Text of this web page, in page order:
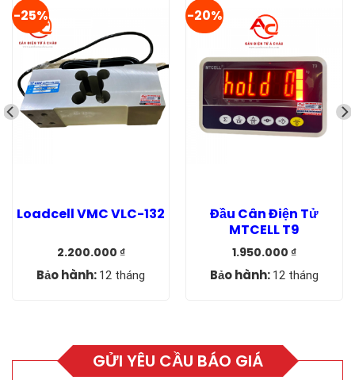
-25%
Loadcell VMC VLC-132
gốc
là:
2.200.000 ₫
hiện
tại
Bảo hành: 12 tháng
-20%
Đầu Cân Điện Tử
MTCELL T9
gốc
là:
1.950.000 ₫
hiện
tại
Bảo hành: 12 tháng
GỬI YÊU CẦU BÁO GIÁ